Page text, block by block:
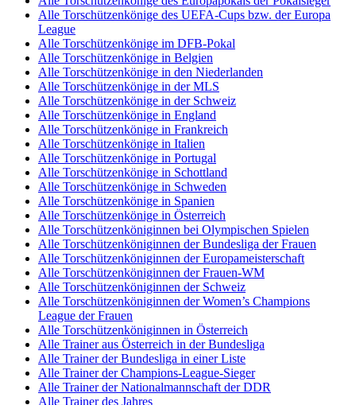
Alle Torschützenkönige des UEFA-Cups bzw. der Europa
League
Alle Torschützenkönige im DFB-Pokal
Alle Torschützenkönige in Belgien
Alle Torschützenkönige in den Niederlanden
Alle Torschützenkönige in der MLS
Alle Torschützenkönige in der Schweiz
Alle Torschützenkönige in England
Alle Torschützenkönige in Frankreich
Alle Torschützenkönige in Italien
Alle Torschützenkönige in Portugal
Alle Torschützenkönige in Schottland
Alle Torschützenkönige in Schweden
Alle Torschützenkönige in Spanien
Alle Torschützenkönige in Österreich
Alle Torschützenköniginnen bei Olympischen Spielen
Alle Torschützenköniginnen der Bundesliga der Frauen
Alle Torschützenköniginnen der Europameisterschaft
Alle Torschützenköniginnen der Frauen-WM
Alle Torschützenköniginnen der Schweiz
Alle Torschützenköniginnen der Women’s Champions
League der Frauen
Alle Torschützenköniginnen in Österreich
Alle Trainer aus Österreich in der Bundesliga
Alle Trainer der Bundesliga in einer Liste
Alle Trainer der Champions-League-Sieger
Alle Trainer der Nationalmannschaft der DDR
Alle Trainer des Jahres